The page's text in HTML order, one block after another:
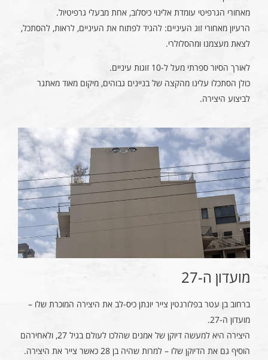
מאחורי הגרפיטי עומדת אלינוי כיסלוב, אחת מבעלי גרפיטיול.
הרעיון מאחורי זוג העיניים: להגיד לפתוח את העיניים, לראות, להסתכל,
לצאת מעצמנו ומהסלולרי.
לאורך הסיור ספרתי מעל ל-10 זוגות עיניים.
כולן הסתכלו עלינו מהקצה של בניינים גבוהים, מיקום מאוד מאתגר
לביצוע היצירה.
מועדון ה-27
ברחוב בן עטר בפלורנטין צייר יונתן כיס-לב את היצירה המוכרת שלו –
מועדון ה-27.
היצירה היא למעשה דיוקן של אמנים שהלכו לעולם בגיל 27, ולאחירהם
הוסיף גם את הדיוקן שלו – למרות שהיה בן 28 כאשר צייר את היצירה.